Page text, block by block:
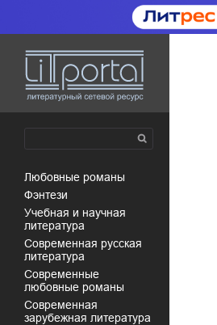
любовные романы
фэнтези
учебная и научная
литература
современная русская
литература
современные
любовные романы
современная
зарубежная литература